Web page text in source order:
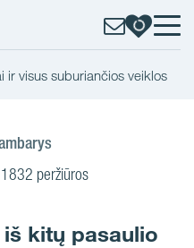
ir visus suburiančios veiklos
1832 peržiūros
kitų pasaulio